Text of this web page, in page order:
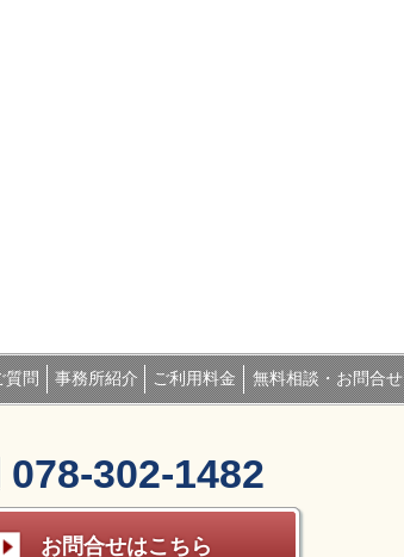
質問 事務所紹介 ご利用料金 無料相談・お問合せ
078-302-1482
お問合せはこちら